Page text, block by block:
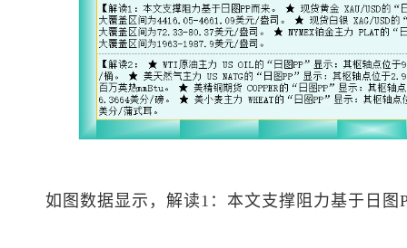
如图数据显示，解读1：本文支撑阻力基于日图